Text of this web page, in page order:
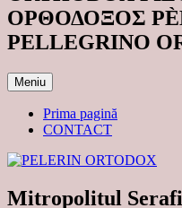
ΟΡΘΟΔΟΞΟΣ
PELLEGRINO
Meniu
Prima pagină
CONTACT
Mitropolitul